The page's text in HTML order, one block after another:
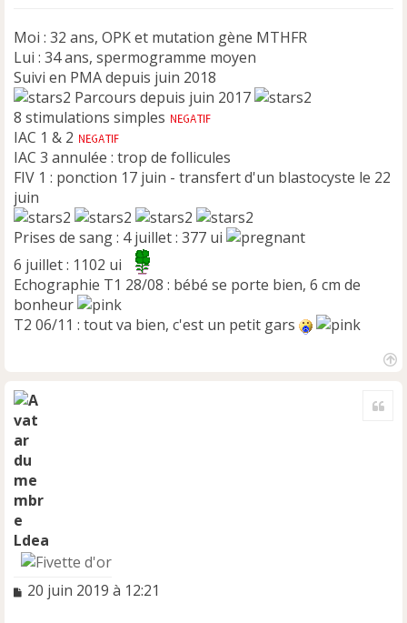
Moi : 32 ans, OPK et mutation gène MTHFR
Lui : 34 ans, spermogramme moyen
Suivi en PMA depuis juin 2018
Parcours depuis juin 2017
8 stimulations simples
IAC 1 & 2
IAC 3 annulée : trop de follicules
FIV 1 : ponction 17 juin - transfert d'un blastocyste le 22
juin
Prises de sang : 4 juillet : 377 ui
6 juillet : 1102 ui
Echographie T1 28/08 : bébé se porte bien, 6 cm de
bonheur
T2 06/11 : tout va bien, c'est un petit gars
Ldea
M
20 juin 2019 à 12:21